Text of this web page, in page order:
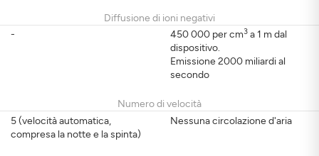
Diffusione di ioni negativi
450 000 per cm3 a 1 m dal
dispositivo.
Emissione 2000 miliardi al
secondo
-
Numero di velocità
Nessuna circolazione d'aria
5 (velocità automatica,
compresa la notte e la spinta)